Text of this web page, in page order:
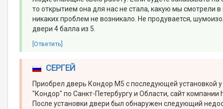
то открытием она для нас не стала, какую мы смотрели
никаких проблем не возникало. Не продувается,
двери 4 балла из 5.
[Ответить]
СЕРГЕЙ
Приобрел дверь Кондор М5 с последующей установкой
"Кондор" по Санкт-Петербургу и Области, сайт
После установки двери был обнаружен следующий